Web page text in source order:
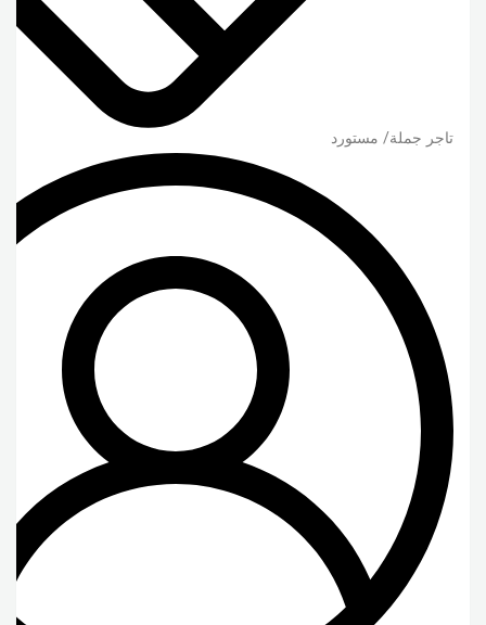
تاجر جملة/ مستورد